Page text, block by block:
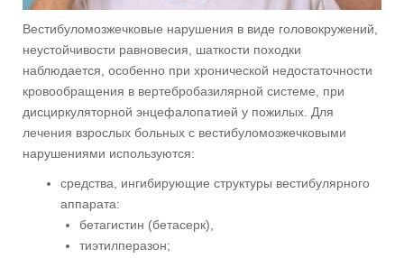
Вестибуломозжечковые нарушения в виде головокружений,
неустойчивости равновесия, шаткости походки
наблюдается, особенно при хронической недостаточности
кровообращения в вертебробазилярной системе, при
дисциркуляторной энцефалопатией у пожилых. Для
лечения взрослых больных с вестибуломозжечковыми
нарушениями используются:
средства, ингибирующие структуры вестибулярного
аппарата:
бетагистин (бетасерк),
тиэтилперазон;